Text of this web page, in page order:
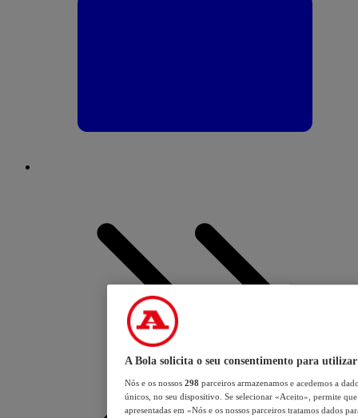
A Bola solicita o seu consentimento para utilizar
Nós e os nossos 298 parceiros armazenamos e acedemos a
únicos, no seu dispositivo. Se selecionar «Aceito», permite
apresentadas em «Nós e os nossos parceiros tratamos dados